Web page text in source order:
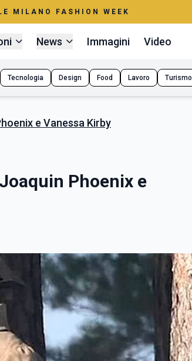
MILANO FASHION WEEK
News Immagini Video
Tecnologia Design Food Lavoro Turismo
e Vanessa Kirby
Phoenix e